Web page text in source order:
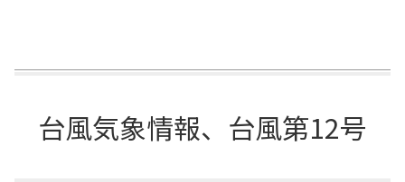
台風気象情報、台風第12号